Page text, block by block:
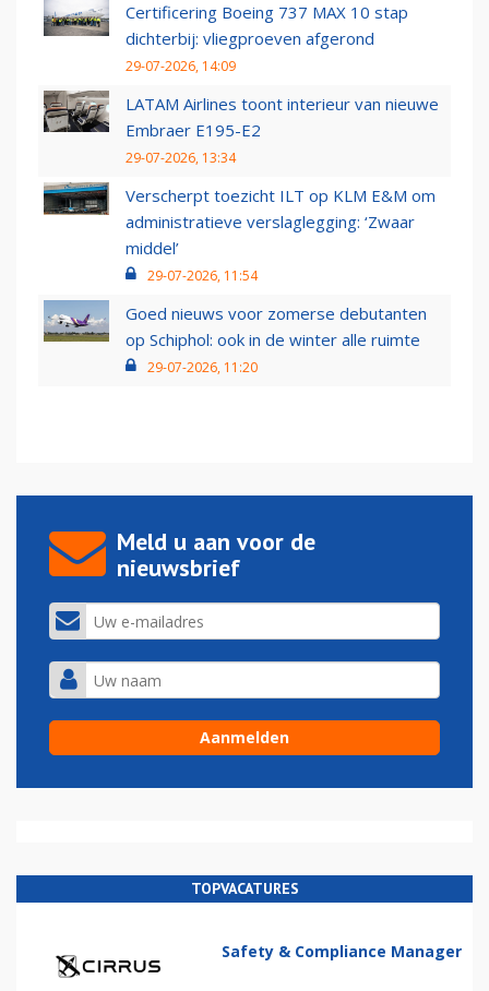
Certificering Boeing 737 MAX 10 stap
dichterbij: vliegproeven afgerond
29-07-2026, 14:09
LATAM Airlines toont interieur van nieuwe
Embraer E195-E2
29-07-2026, 13:34
Verscherpt toezicht ILT op KLM E&M om
administratieve verslaglegging: ‘Zwaar
middel’
29-07-2026, 11:54
Goed nieuws voor zomerse debutanten
op Schiphol: ook in de winter alle ruimte
29-07-2026, 11:20
Meld u aan voor de
nieuwsbrief
TOPVACATURES
Safety & Compliance Manager